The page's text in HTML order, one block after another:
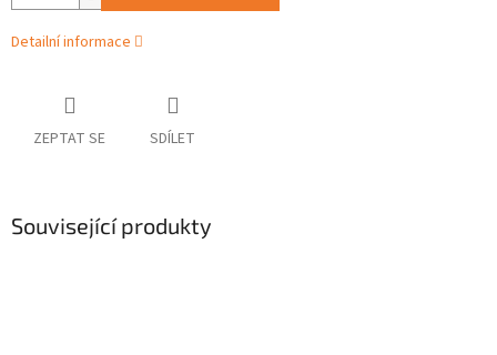
Detailní informace
ZEPTAT SE SDÍLET
Související produkty